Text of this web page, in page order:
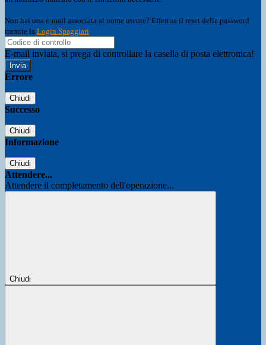
Non hai una e-mail associata al nome utente? Effettua il reset della password
tramite la Login Spaggiari
E-mail inviata, si prega di controllare la casella di posta elettronica!
Errore
Chiudi
Successo
Chiudi
Informazione
Chiudi
Attendere...
Attendere il completamento dell'operazione...
Chiudi